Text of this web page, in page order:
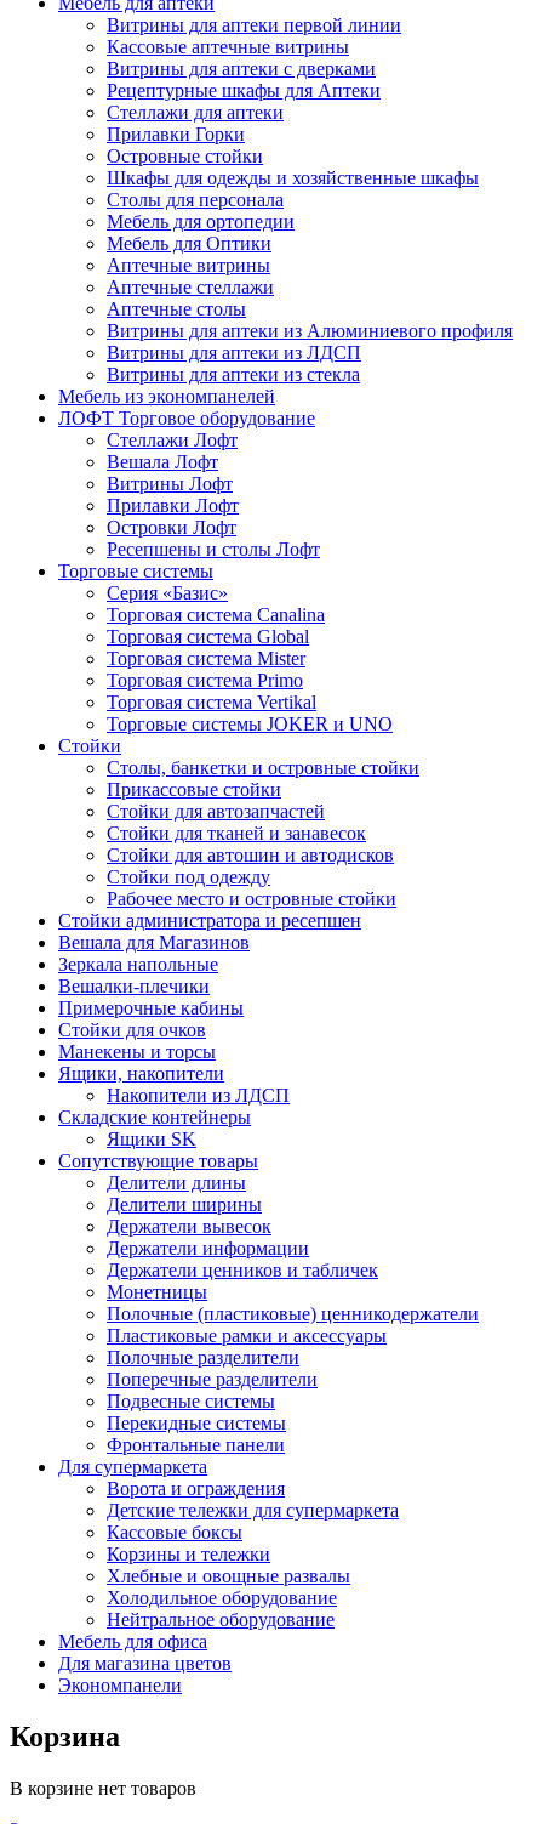
Витрины для аптеки первой линии
Кассовые аптечные витрины
Витрины для аптеки с дверками
Рецептурные шкафы для Аптеки
Стеллажи для аптеки
Прилавки Горки
Островные стойки
Шкафы для одежды и хозяйственные шкафы
Столы для персонала
Мебель для ортопедии
Мебель для Оптики
Аптечные витрины
Аптечные стеллажи
Аптечные столы
Витрины для аптеки из Алюминиевого профиля
Витрины для аптеки из ЛДСП
Витрины для аптеки из стекла
Мебель из экономпанелей
ЛОФТ Торговое оборудование
Стеллажи Лофт
Вешала Лофт
Витрины Лофт
Прилавки Лофт
Островки Лофт
Ресепшены и столы Лофт
Торговые системы
Серия «Базис»
Торговая система Canalina
Торговая система Global
Торговая система Mister
Торговая система Primo
Торговая система Vertikal
Торговые системы JOKER и UNO
Стойки
Столы, банкетки и островные стойки
Прикассовые стойки
Стойки для автозапчастей
Стойки для тканей и занавесок
Стойки для автошин и автодисков
Стойки под одежду
Рабочее место и островные стойки
Стойки администратора и ресепшен
Вешала для Магазинов
Зеркала напольные
Вешалки-плечики
Примерочные кабины
Стойки для очков
Манекены и торсы
Ящики, накопители
Накопители из ЛДСП
Складские контейнеры
Ящики SK
Сопутствующие товары
Делители длины
Делители ширины
Держатели вывесок
Держатели информации
Держатели ценников и табличек
Монетницы
Полочные (пластиковые) ценникодержатели
Пластиковые рамки и аксессуары
Полочные разделители
Поперечные разделители
Подвесные системы
Перекидные системы
Фронтальные панели
Для супермаркета
Ворота и ограждения
Детские тележки для супермаркета
Кассовые боксы
Корзины и тележки
Хлебные и овощные развалы
Холодильное оборудование
Нейтральное оборудование
Мебель для офиса
Для магазина цветов
Экономпанели
Корзина
В корзине нет товаров